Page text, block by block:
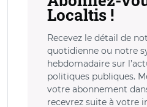
Localtis !
Recevez le détail de
quotidienne ou notre
hebdomadaire sur
politiques publiques.
votre abonnement
recevrez suite à votre